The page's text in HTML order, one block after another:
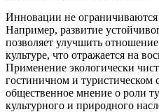
Инновации не ограничиваются
Например, развитие
позволяет улучшить
культуре, что отражается на
Применение экологически
гостиничном и туристическом
общественное мнение о роли
культурного и природного